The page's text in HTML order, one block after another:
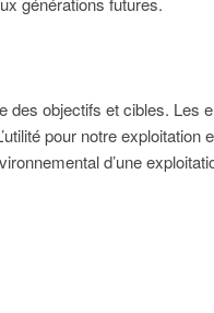
des objectifs et cibles. Les
pour notre
d’une